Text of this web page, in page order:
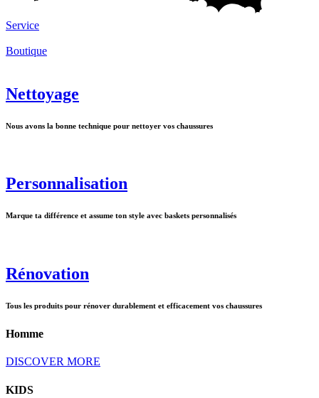
Service
Boutique
Nettoyage
Nous avons la bonne technique pour nettoyer vos chaussures
Personnalisation
Marque ta différence et assume ton style avec baskets personnalisés
Rénovation
Tous les produits pour rénover durablement et efficacement vos chaussures
Homme
DISCOVER MORE
KIDS